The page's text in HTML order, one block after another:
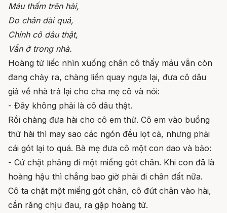
Máu thấm trên hài,
Do chân dài quá,
Chính cô dâu thật,
Vẫn ở trong nhà.
Hoàng tử liếc nhìn xuống chân cô thấy máu vẫn còn
đang chảy ra, chàng liền quay ngựa lại, đưa cô dâu
giả về nhà trả lại cho cha mẹ cô và nói:
- Đây không phải là cô dâu thật.
Rồi chàng đưa hài cho cô em thử. Cô em vào buồng
thử hài thì may sao các ngón đều lọt cả, nhưng phải
cái gót lại to quá. Bà mẹ đưa cô một con dao và bảo:
- Cứ chặt phăng đi một miếng gót chân. Khi con đã là
hoàng hậu thì chẳng bao giờ phải đi chân đất nữa.
Cô ta chặt một miếng gót chân, cô đút chân vào hài,
cắn răng chịu đau, ra gặp hoàng tử.